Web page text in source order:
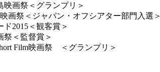
画祭＜グランプリ＞
画祭＜ジャパン・オフシアター部門入選＞
2015＜観客賞＞
＜監督賞＞
Film映画祭 ＜グランプリ＞